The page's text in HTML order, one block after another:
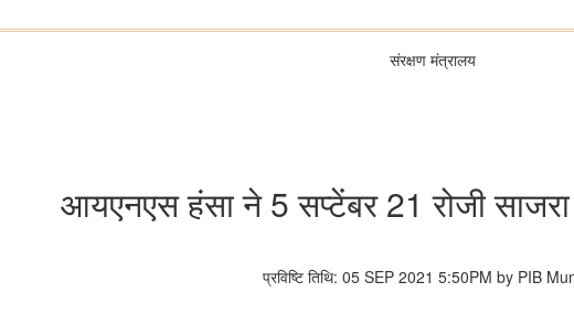
संरक्षण मंत्रालय
आयएनएस हंसा ने 5 सप्टेंबर 21 रोजी
प्रविष्टि तिथि: 05 SEP 2021 5:50PM by PIB